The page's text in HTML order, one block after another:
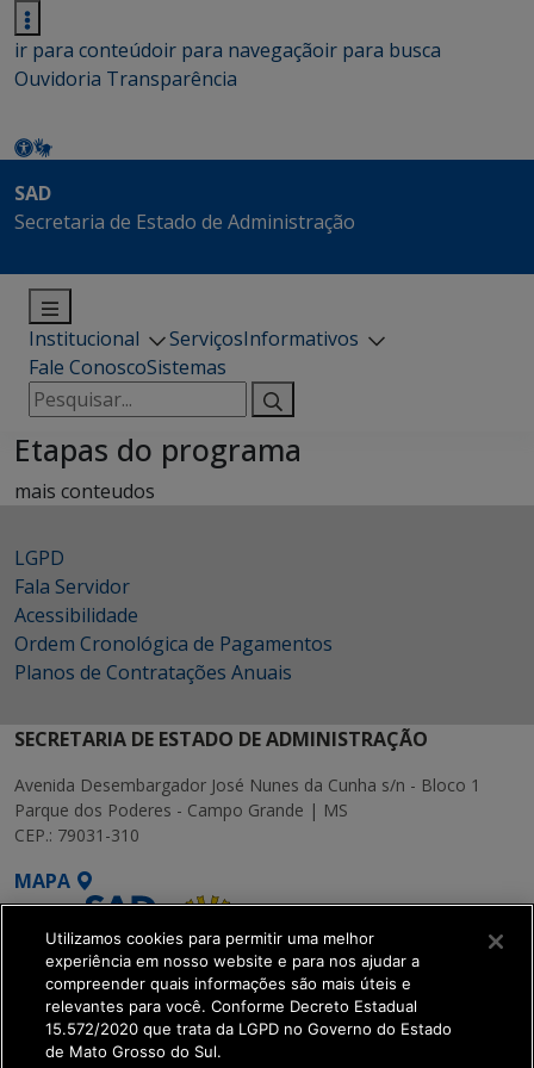
ir para conteúdoir para navegaçãoir para busca
Ouvidoria Transparência
SAD
Secretaria de Estado de Administração
Institucional ServiçosInformativos
Fale ConoscoSistemas
Pesquisar
por:
Etapas do programa
mais conteudos
LGPD
Fala Servidor
Acessibilidade
Ordem Cronológica de Pagamentos
Planos de Contratações Anuais
SECRETARIA DE ESTADO DE ADMINISTRAÇÃO
Avenida Desembargador José Nunes da Cunha s/n - Bloco 1
Parque dos Poderes - Campo Grande | MS
CEP.: 79031-310
MAPA
SETDIG | Secretaria-
Utilizamos cookies para permitir uma melhor
experiência em nosso website e para nos ajudar a
compreender quais informações são mais úteis e
relevantes para você. Conforme Decreto Estadual
15.572/2020 que trata da LGPD no Governo do Estado
de Mato Grosso do Sul.